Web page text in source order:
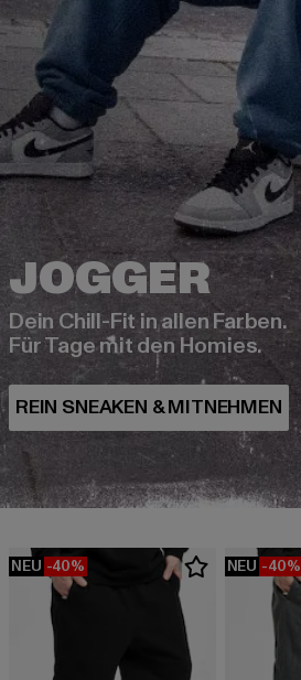
Dein Chill-Fit in allen Farben.
Für Tage mit den Homies.
NEU -40% NEU -40%